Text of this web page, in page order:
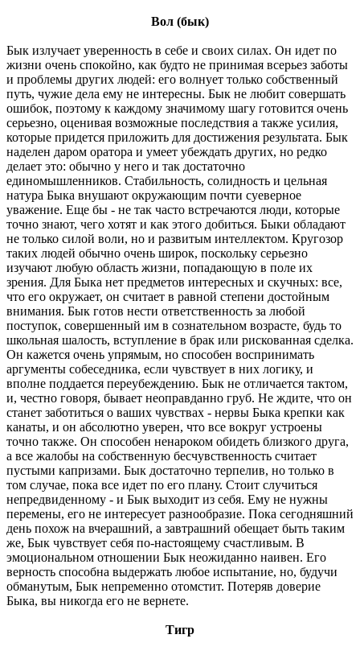
Вол (бык)
Бык излучает уверенность в себе и своих силах. Он идет по
жизни очень спокойно, как будто не принимая всерьез заботы
и проблемы других людей: его волнует только собственный
путь, чужие дела ему не интересны. Бык не любит совершать
ошибок, поэтому к каждому значимому шагу готовится очень
серьезно, оценивая возможные последствия а также усилия,
которые придется приложить для достижения результата. Бык
наделен даром оратора и умеет убеждать других, но редко
делает это: обычно у него и так достаточно
единомышленников. Стабильность, солидность и цельная
натура Быка внушают окружающим почти суеверное
уважение. Еще бы - не так часто встречаются люди, которые
точно знают, чего хотят и как этого добиться. Быки обладают
не только силой воли, но и развитым интеллектом. Кругозор
таких людей обычно очень широк, поскольку серьезно
изучают любую область жизни, попадающую в поле их
зрения. Для Быка нет предметов интересных и скучных: все,
что его окружает, он считает в равной степени достойным
внимания. Бык готов нести ответственность за любой
поступок, совершенный им в сознательном возрасте, будь то
школьная шалость, вступление в брак или рискованная сделка.
Он кажется очень упрямым, но способен воспринимать
аргументы собеседника, если чувствует в них логику, и
вполне поддается переубеждению. Бык не отличается тактом,
и, честно говоря, бывает неоправданно груб. Не ждите, что он
станет заботиться о ваших чувствах - нервы Быка крепки как
канаты, и он абсолютно уверен, что все вокруг устроены
точно также. Он способен ненароком обидеть близкого друга,
а все жалобы на собственную бесчувственность считает
пустыми капризами. Бык достаточно терпелив, но только в
том случае, пока все идет по его плану. Стоит случиться
непредвиденному - и Бык выходит из себя. Ему не нужны
перемены, его не интересует разнообразие. Пока сегодняшний
день похож на вчерашний, а завтрашний обещает быть таким
же, Бык чувствует себя по-настоящему счастливым. В
эмоциональном отношении Бык неожиданно наивен. Его
верность способна выдержать любое испытание, но, будучи
обманутым, Бык непременно отомстит. Потеряв доверие
Быка, вы никогда его не вернете.
Тигр